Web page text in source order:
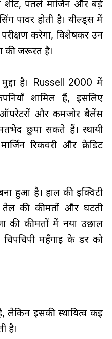
पतले मार्जिन और बड़े
पावर होती है। यील्ड्स में
करेगा, विशेषकर उन
की जरूरत है।
है। Russell 2000 में
शामिल हैं, इसलिए
और कमजोर बैलेंस
छुपा सकते हैं। स्थायी
रिकवरी और क्रेडिट
हुआ है। हाल की इक्विटी
तेल की कीमतों और घटती
की कीमतों में नया उछाल
चिपचिपी महँगाई के डर को
लेकिन इसकी स्थायित्व कई
है।